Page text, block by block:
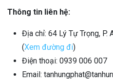
Thông tin liên hệ:
Địa chỉ: 64 Lý Tự Trọng, P.
(Xem đường đi)
Điện thoại: 0939 006 007
Email: